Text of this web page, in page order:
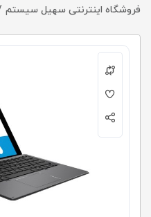
فروشگاه اینترنتی سهیل سیستم